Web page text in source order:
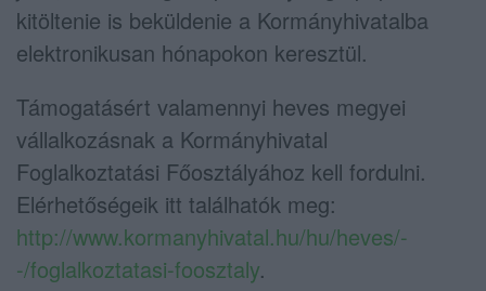
kitöltenie is beküldenie a Kormányhivatalba
elektronikusan hónapokon keresztül.
Támogatásért valamennyi heves megyei
vállalkozásnak a Kormányhivatal
Foglalkoztatási Főosztályához kell fordulni.
Elérhetőségeik itt találhatók meg:
http://www.kormanyhivatal.hu/hu/heves/-
-/foglalkoztatasi-foosztaly.